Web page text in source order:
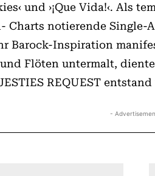
und ›¡Que Vida!‹. Als
Charts notierende
Inspiration
Flöten untermalt, diente
REQUEST
-